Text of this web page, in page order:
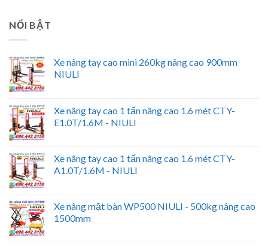
NỔI BẬT
Xe nâng tay cao mini 260kg nâng cao 900mm
NIULI
Xe nâng tay cao 1 tấn nâng cao 1.6 mét CTY-
E1.0T/1.6M - NIULI
Xe nâng tay cao 1 tấn nâng cao 1.6 mét CTY-
A1.0T/1.6M - NIULI
Xe nâng mặt bàn WP500 NIULI - 500kg nâng cao
1500mm